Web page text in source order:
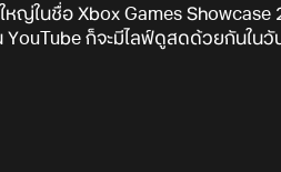
ใหญ่ในชื่อ Xbox Games
YouTube ก็จะมีไลฟ์ดูสดด้วยกันใน